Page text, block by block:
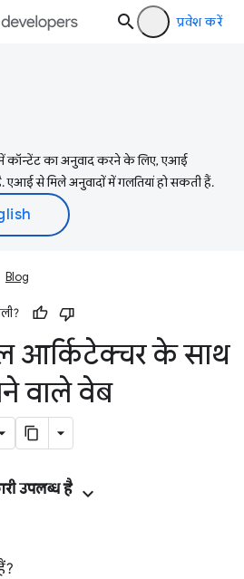
प्रवेश करें
कॉन्टेंट का अनुवाद करने के लिए, एआई
एआई से मिले अनुवादों में गलतियां हो सकती हैं.
Blog
आर्किटेक्चर के साथ
वाले वेब
उपलब्ध है